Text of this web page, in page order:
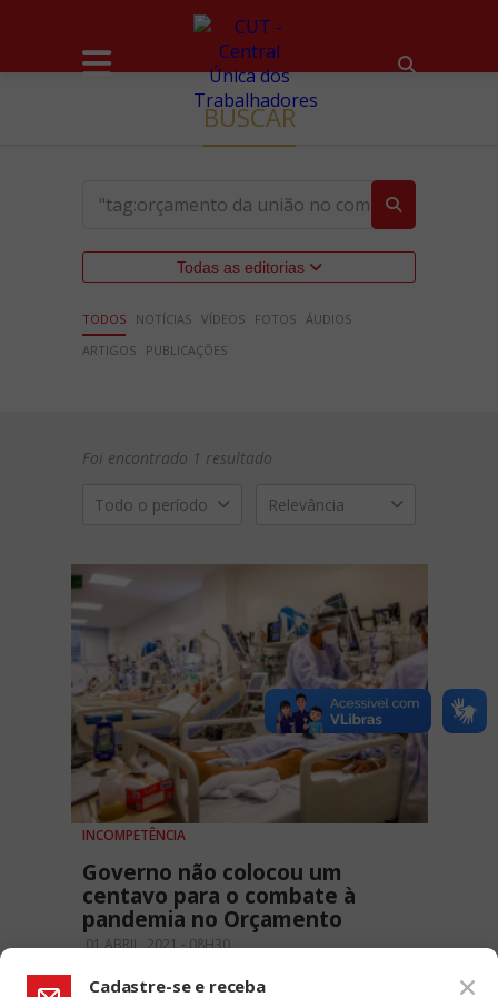
BUSCAR
Todas as editorias
TODOS NOTÍCIAS VÍDEOS FOTOS ÁUDIOS
ARTIGOS
PUBLICAÇÕES
Foi encontrado 1 resultado
Todo o período Relevância
INCOMPETÊNCIA
Governo não colocou um
centavo para o combate à
pandemia no Orçamento
01 ABRIL, 2021 - 08H30
Cadastre-se e receba